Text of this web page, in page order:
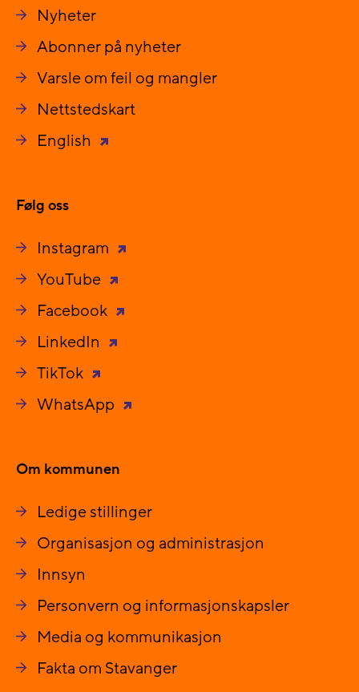
Nyheter
Abonner på nyheter
Varsle om feil og mangler
Nettstedskart
English
Følg oss
Instagram
YouTube
Facebook
LinkedIn
TikTok
WhatsApp
Om kommunen
Ledige stillinger
Organisasjon og administrasjon
Innsyn
Personvern og informasjonskapsler
Media og kommunikasjon
Fakta om Stavanger